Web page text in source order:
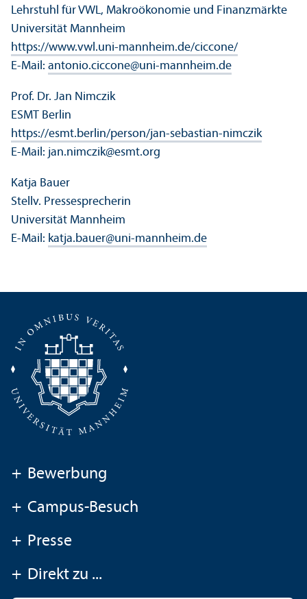
Lehr­stuhl für VWL, Makroökonomie und Finanz­märkte
Universität Mannheim
https://www.vwl.uni-mannheim.de/ciccone/
E-Mail: antonio.ciccone@uni-mannheim.de
Prof. Dr. Jan Nimczik
ESMT Berlin
https://esmt.berlin/person/jan-sebastian-nimczik
E-Mail: jan.nimczik@esmt.org
Katja Bauer
Stellv. Pressesprecherin
Universität Mannheim
E-Mail: katja.bauer@uni-mannheim.de
+ Bewerbung
+ Campus-Besuch
+ Presse
+ Direkt zu ...